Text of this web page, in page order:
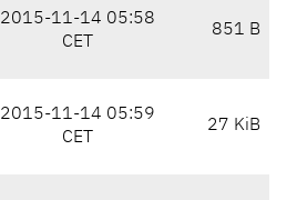
2015-11-14 05:58
CET
851 B
2015-11-14 05:59
CET
27 KiB